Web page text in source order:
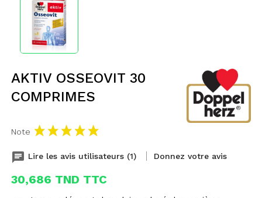
AKTIV OSSEOVIT 30
COMPRIMES
Note
chat Lire les avis utilisateurs (1) Donnez votre avis
30,686 TND TTC